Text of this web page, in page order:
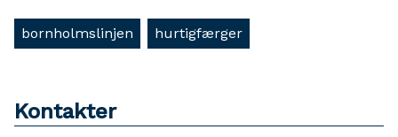
bornholmslinjen hurtigfærger
Kontakter